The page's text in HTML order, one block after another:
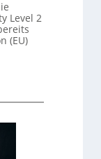
Level 2
(EU)